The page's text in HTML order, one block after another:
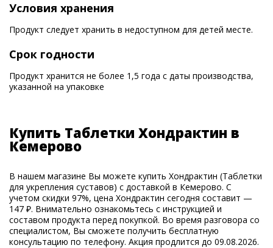
Условия хранения
Продукт следует хранить в недоступном для детей месте.
Срок годности
Продукт хранится не более 1,5 года с даты производства,
указанной на упаковке
Купить Таблетки Хондрактин в
Кемерово
В нашем магазине Вы можете купить Хондрактин (Таблетки
для укрепления суставов) с доставкой в Кемерово. С
учетом скидки 97%, цена Хондрактин сегодня составит —
147 ₽. Внимательно ознакомьтесь с инструкцией и
составом продукта перед покупкой. Во время разговора со
специалистом, Вы сможете получить бесплатную
консультацию по телефону. Акция продлится до 09.08.2026.